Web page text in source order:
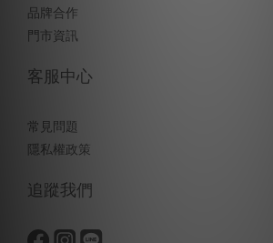
品牌合作
門市資訊
客服中心
常見問題
隱私權政策
追蹤我們